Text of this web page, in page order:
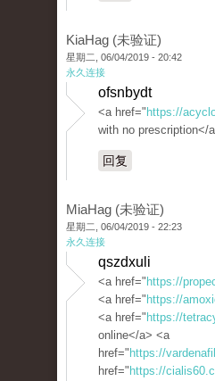
KiaHag (未验证)
星期二, 06/04/2019 - 20:42
永久连接
ofsnbydt
<a href=" https://
with no prescription</
回复
MiaHag (未验证)
星期二, 06/04/2019 - 22:23
永久连接
qszdxuli
<a href=" https://
<a href=" https://
<a href=" https://
online</a> <a
href=" https://
href=" https://